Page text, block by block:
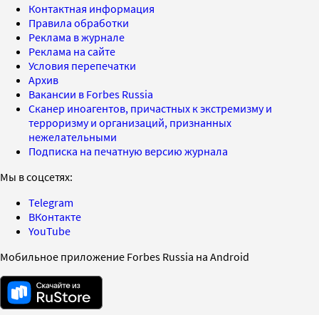
Контактная информация
Правила обработки
Реклама в журнале
Реклама на сайте
Условия перепечатки
Архив
Вакансии в Forbes Russia
Сканер иноагентов, причастных к экстремизму и
терроризму и организаций, признанных
нежелательными
Подписка на печатную версию журнала
Мы в соцсетях:
Telegram
ВКонтакте
YouTube
Мобильное приложение Forbes Russia на Android